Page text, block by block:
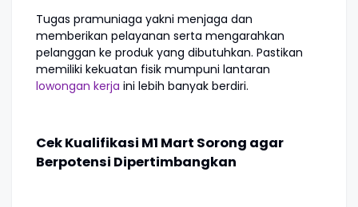
Tugas pramuniaga yakni menjaga dan
memberikan pelayanan serta mengarahkan
pelanggan ke produk yang dibutuhkan. Pastikan
memiliki kekuatan fisik mumpuni lantaran
lowongan kerja ini lebih banyak berdiri.
Cek Kualifikasi M1 Mart Sorong agar
Berpotensi Dipertimbangkan